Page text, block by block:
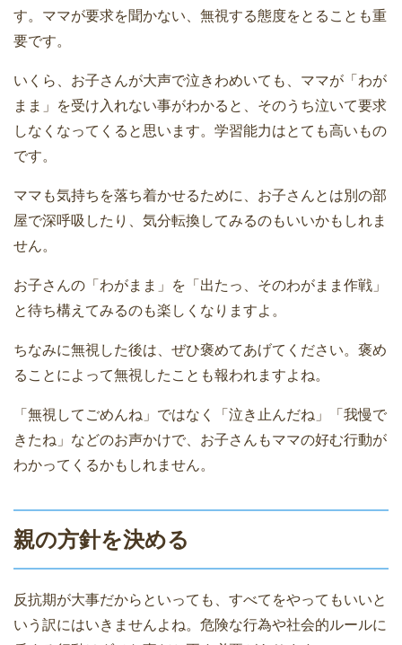
す。ママが要求を聞かない、無視する態度をとることも重
要です。
いくら、お子さんが大声で泣きわめいても、ママが「わが
まま」を受け入れない事がわかると、そのうち泣いて要求
しなくなってくると思います。学習能力はとても高いもの
です。
ママも気持ちを落ち着かせるために、お子さんとは別の部
屋で深呼吸したり、気分転換してみるのもいいかもしれま
せん。
お子さんの「わがまま」を「出たっ、そのわがまま作戦」
と待ち構えてみるのも楽しくなりますよ。
ちなみに無視した後は、ぜひ褒めてあげてください。褒め
ることによって無視したことも報われますよね。
「無視してごめんね」ではなく「泣き止んだね」「我慢で
きたね」などのお声かけで、お子さんもママの好む行動が
わかってくるかもしれません。
親の方針を決める
反抗期が大事だからといっても、すべてをやってもいいと
いう訳にはいきませんよね。危険な行為や社会的ルールに